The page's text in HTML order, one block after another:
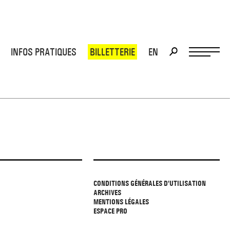
INFOS PRATIQUES BILLETTERIE EN
CONDITIONS GÉNÉRALES D'UTILISATION
ARCHIVES
MENTIONS LÉGALES
ESPACE PRO